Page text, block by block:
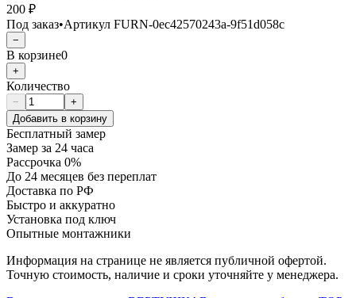
200 ₽
Под заказ•Артикул FURN-0ec42570243a-9f51d058c
−
В корзине0
+
Количество
−
+
Добавить в корзину
Бесплатный замер
Замер за 24 часа
Рассрочка 0%
До 24 месяцев без переплат
Доставка по РФ
Быстро и аккуратно
Установка под ключ
Опытные монтажники
Информация на странице не является публичной офертой.
Точную стоимость, наличие и сроки уточняйте у менеджера.